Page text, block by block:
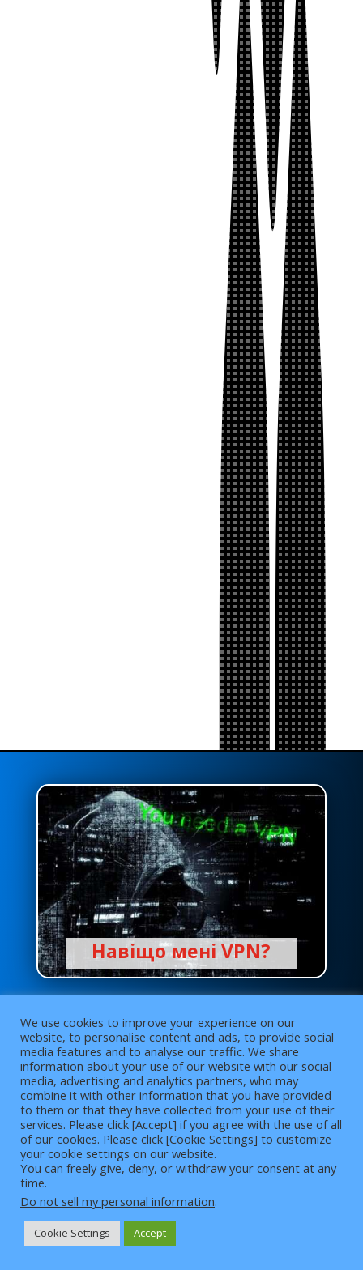
Навіщо мені VPN?
Надійне та безпечне підключення до
Інтернету необхідне у світі, де мільярди
людей працюють, грають, навчаються та
спілкуються онлайн.
Однак, хоча надійне з’єднання може
вважатися обов’язком вашого інтернет-
провайдера, ваша онлайн-безпека є більш
особистою.
4
We use cookies to improve your experience on our
website, to personalise content and ads, to provide social
media features and to analyse our traffic. We share
information about your use of our website with our social
media, advertising and analytics partners, who may
combine it with other information that you have provided
to them or that they have collected from your use of their
services. Please click [Accept] if you agree with the use of all
of our cookies. Please click [Cookie Settings] to customize
your cookie settings on our website.
You can freely give, deny, or withdraw your consent at any
time.
Do not sell my personal information.
Cookie Settings Accept